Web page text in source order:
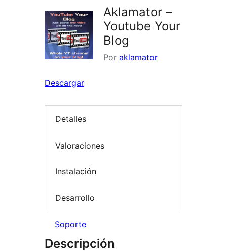
Aklamator –
Youtube Your
Blog
Por aklamator
Descargar
Detalles
Valoraciones
Instalación
Desarrollo
Soporte
Descripción